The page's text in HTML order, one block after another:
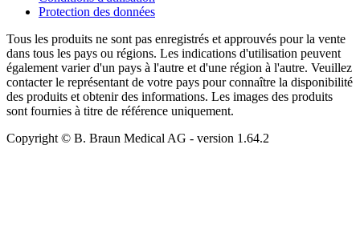
Protection des données
Tous les produits ne sont pas enregistrés et approuvés pour la vente
dans tous les pays ou régions. Les indications d'utilisation peuvent
également varier d'un pays à l'autre et d'une région à l'autre. Veuillez
contacter le représentant de votre pays pour connaître la disponibilité
des produits et obtenir des informations. Les images des produits
sont fournies à titre de référence uniquement.
Copyright © B. Braun Medical AG - version 1.64.2